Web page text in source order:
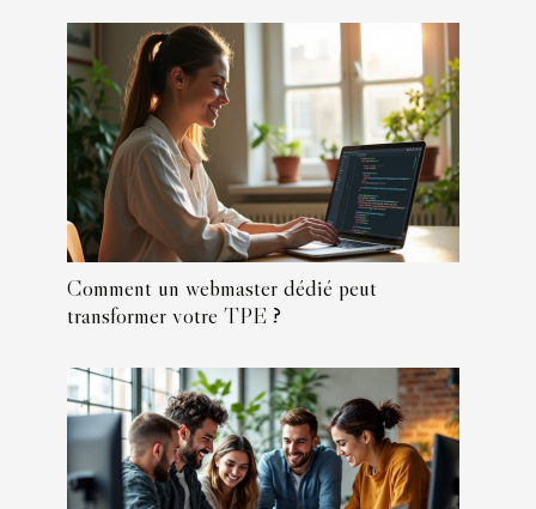
Comment un webmaster dédié peut
transformer votre TPE ?